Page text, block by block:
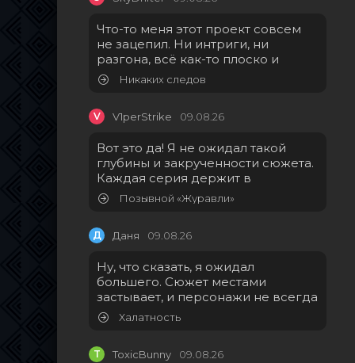
Что-то меня этот проект совсем
не зацепил. Ни интриги, ни
разгона, всё как-то плоско и
Никаких следов
V V1perStrike 09.08.26
Вот это да! Я не ожидал такой
глубины и закрученности сюжета.
Каждая серия держит в
Позывной «Журавли»
Д Даня 09.08.26
Ну, что сказать, я ожидал
большего. Сюжет местами
застывает, и персонажи не всегда
Халатность
T ToxicBunny 09.08.26